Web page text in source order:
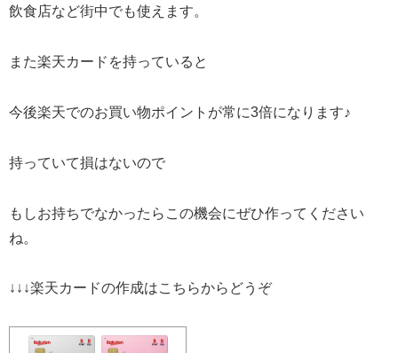
飲食店など街中でも使えます。
また楽天カードを持っていると
今後楽天でのお買い物ポイントが常に3倍になります♪
持っていて損はないので
もしお持ちでなかったらこの機会にぜひ作ってください
ね。
↓↓↓楽天カードの作成はこちらからどうぞ